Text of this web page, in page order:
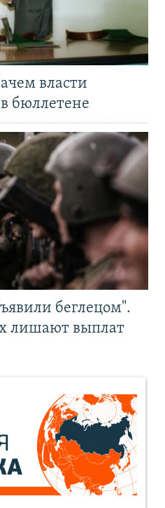
власти
бюллетене
беглецом".
лишают выплат